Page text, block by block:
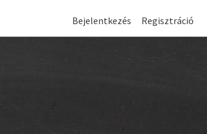
Bejelentkezés Regisztráció